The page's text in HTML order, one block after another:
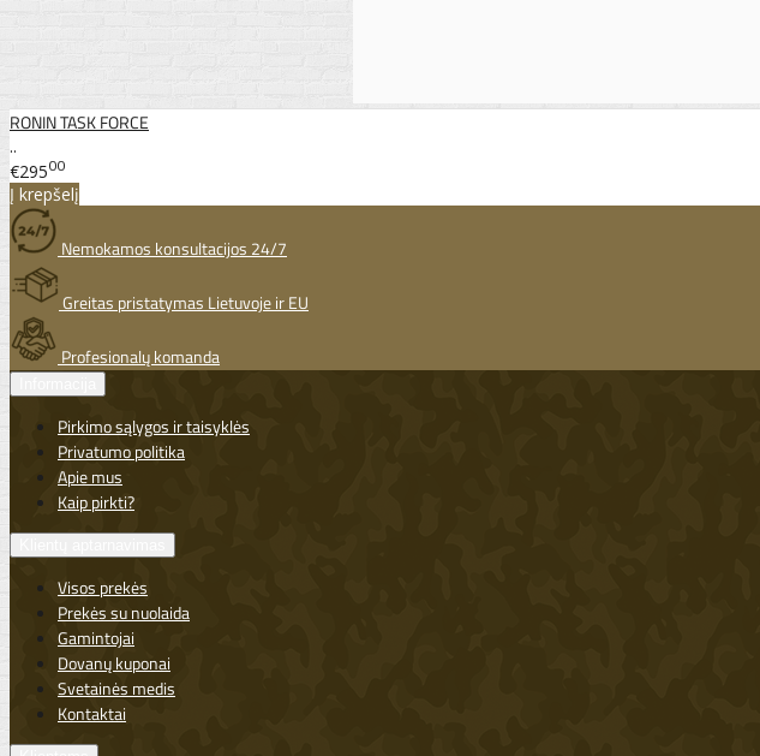
RONIN TASK FORCE
..
€29500
Į krepšelį
Nemokamos konsultacijos 24/7
Greitas pristatymas Lietuvoje ir EU
Profesionalų komanda
Pirkimo sąlygos ir taisyklės
Privatumo politika
Apie mus
Kaip pirkti?
Visos prekės
Prekės su nuolaida
Gamintojai
Dovanų kuponai
Svetainės medis
Kontaktai